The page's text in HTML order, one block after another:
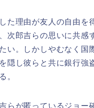
た理由が友人の自由を
次郎吉らの思いに共感
い。しかしやむなく国
隠し彼らと共に銀行強
。
らが匿っているジョー